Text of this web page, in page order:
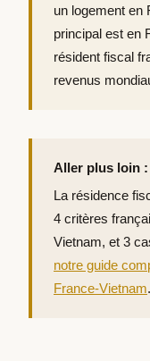
un logement en
principal est en
résident fiscal
revenus
Aller plus loin :
La résidence
4 critères
Vietnam, et 3
notre guide
France-Vietnam.